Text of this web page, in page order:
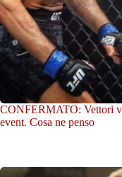
CONFERMATO: Vettori
event. Cosa ne penso